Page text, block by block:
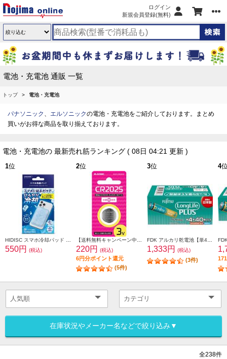
ログイン
新規会員登録(無料)
電池・充電池 通販 一覧
トップ 電池・充電池
パナソニック 、 エルソニックの電池・充電池をご紹介しております。まとめ
買いがお得な商品を取り揃えております。
電池・充電池の 最新売れ筋ランキング ( 08日 04:21 更新 )
1位
550円 (税込)
2位
220円 (税込)
6円分ポイント還元
(5件)
3位
1,333円 (税込)
(3件)
4
在庫状況やメーカー名などで絞り込み▼
全238件